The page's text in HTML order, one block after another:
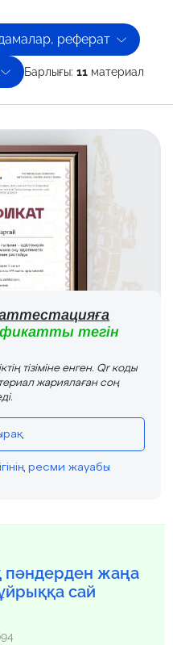
реферат
Барлығы: 11 материал
тегін
тізіміне енген. Qr коды
жариялаған соң
ресми жауабы
жаңа
сай